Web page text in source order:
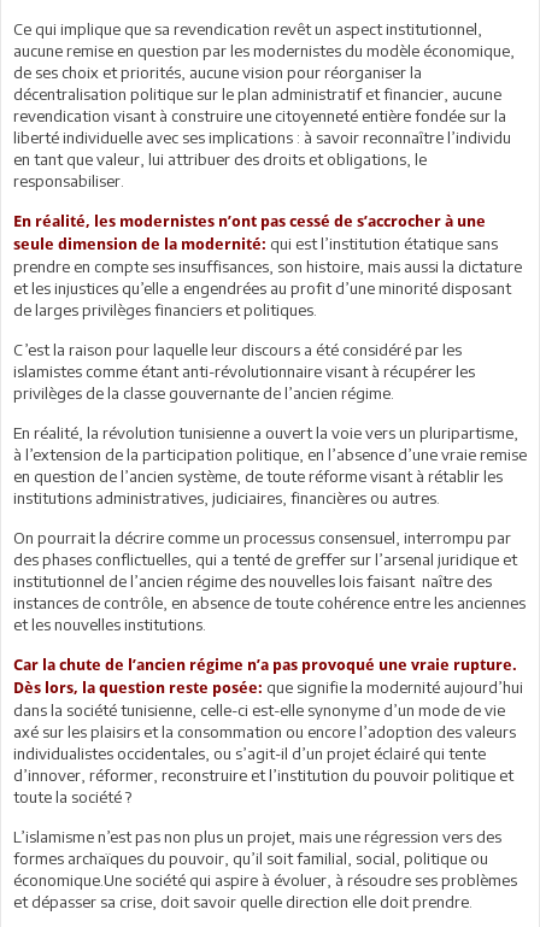
Ce qui implique que sa revendication revêt un aspect institutionnel,
aucune remise en question par les modernistes du modèle économique,
de ses choix et priorités, aucune vision pour réorganiser la
décentralisation politique sur le plan administratif et financier, aucune
revendication visant à construire une citoyenneté entière fondée sur la
liberté individuelle avec ses implications : à savoir reconnaître l’individu
en tant que valeur, lui attribuer des droits et obligations, le
responsabiliser.
En réalité, les modernistes n’ont pas cessé de s’accrocher à une
seule dimension de la modernité: qui est l’institution étatique sans
prendre en compte ses insuffisances, son histoire, mais aussi la dictature
et les injustices qu’elle a engendrées au profit d’une minorité disposant
de larges privilèges financiers et politiques.
C’est la raison pour laquelle leur discours a été considéré par les
islamistes comme étant anti-révolutionnaire visant à récupérer les
privilèges de la classe gouvernante de l’ancien régime.
En réalité, la révolution tunisienne a ouvert la voie vers un pluripartisme,
à l’extension de la participation politique, en l’absence d’une vraie remise
en question de l’ancien système, de toute réforme visant à rétablir les
institutions administratives, judiciaires, financières ou autres.
On pourrait la décrire comme un processus consensuel, interrompu par
des phases conflictuelles, qui a tenté de greffer sur l’arsenal juridique et
institutionnel de l’ancien régime des nouvelles lois faisant naître des
instances de contrôle, en absence de toute cohérence entre les anciennes
et les nouvelles institutions.
Car la chute de l’ancien régime n’a pas provoqué une vraie rupture.
Dès lors, la question reste posée: que signifie la modernité aujourd’hui
dans la société tunisienne, celle-ci est-elle synonyme d’un mode de vie
axé sur les plaisirs et la consommation ou encore l’adoption des valeurs
individualistes occidentales, ou s’agit-il d’un projet éclairé qui tente
d’innover, réformer, reconstruire et l’institution du pouvoir politique et
toute la société ?
L’islamisme n’est pas non plus un projet, mais une régression vers des
formes archaïques du pouvoir, qu’il soit familial, social, politique ou
économique.Une société qui aspire à évoluer, à résoudre ses problèmes
et dépasser sa crise, doit savoir quelle direction elle doit prendre.